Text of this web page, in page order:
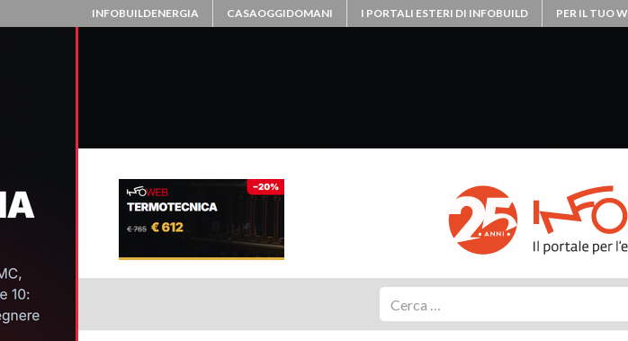
INFOBUILDENERGIA CASAOGGIDOMANI I PORTALI ESTERI DI INFOBUILD PER IL TUO